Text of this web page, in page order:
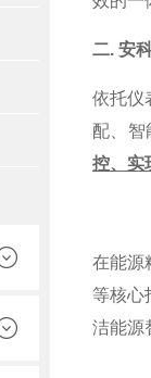
二. 安
依托仪
配、智
控、实
在能源
等核心
洁能源